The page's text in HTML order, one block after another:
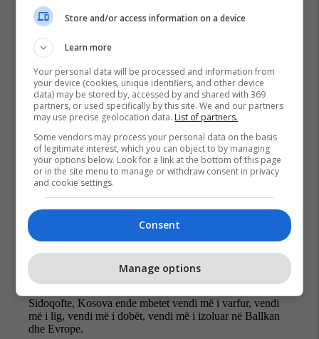
Keith Self
Store and/or access information on a device
Learn more
Your personal data will be processed and information from
your device (cookies, unique identifiers, and other device
data) may be stored by, accessed by and shared with 369
partners, or used specifically by this site. We and our partners
may use precise geolocation data. List of partners.
Some vendors may process your personal data on the basis
of legitimate interest, which you can object to by managing
your options below. Look for a link at the bottom of this page
or in the site menu to manage or withdraw consent in privacy
and cookie settings.
Consent
Manage options